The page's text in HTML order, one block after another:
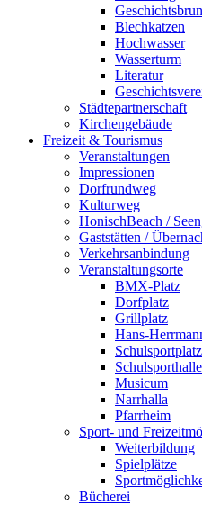
Blechkatzen
Hochwasser
Wasserturm
Literatur
Städtepartnerschaft
Kirchengebäude
Freizeit & Tourismus
Veranstaltungen
Impressionen
Dorfrundweg
Kulturweg
HonischBeach /
Gaststätten /
Verkehrsanbindung
Veranstaltungsorte
BMX-Platz
Dorfplatz
Grillplatz
Hans-
Schulsportplatz
Schulsporthalle
Musicum
Narrhalla
Pfarrheim
Sport- und
Weiterbildung
Spielplätze
Bücherei